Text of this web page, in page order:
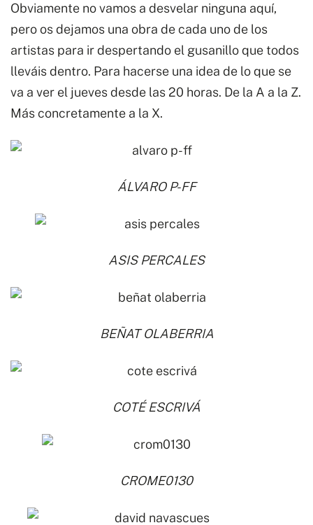
Obviamente no vamos a desvelar ninguna aquí,
pero os dejamos una obra de cada uno de los
artistas para ir despertando el gusanillo que todos
lleváis dentro. Para hacerse una idea de lo que se
va a ver el jueves desde las 20 horas. De la A a la Z.
Más concretamente a la X.
ÁLVARO P-FF
ASIS PERCALES
BEÑAT OLABERRIA
COTÉ ESCRIVÁ
CROME0130